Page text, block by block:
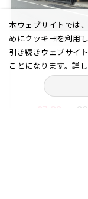
銀座 6丁目
本ウェブサイトでは
めにクッキーを利用し
引き続きウェブサイ
ことになります。詳